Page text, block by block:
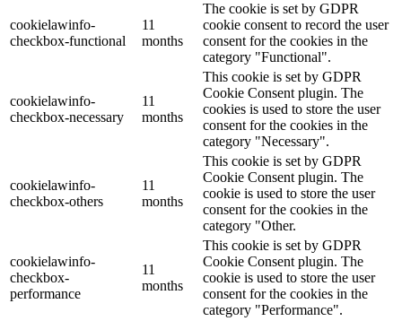
cookielawinfo-
checkbox-functional
11
months
The cookie is set by GDPR
cookie consent to record the user
consent for the cookies in the
category "Functional".
cookielawinfo-
checkbox-necessary
11
months
This cookie is set by GDPR
Cookie Consent plugin. The
cookies is used to store the user
consent for the cookies in the
category "Necessary".
cookielawinfo-
checkbox-others
11
months
This cookie is set by GDPR
Cookie Consent plugin. The
cookie is used to store the user
consent for the cookies in the
category "Other.
cookielawinfo-
checkbox-
performance
11
months
This cookie is set by GDPR
Cookie Consent plugin. The
cookie is used to store the user
consent for the cookies in the
category "Performance".